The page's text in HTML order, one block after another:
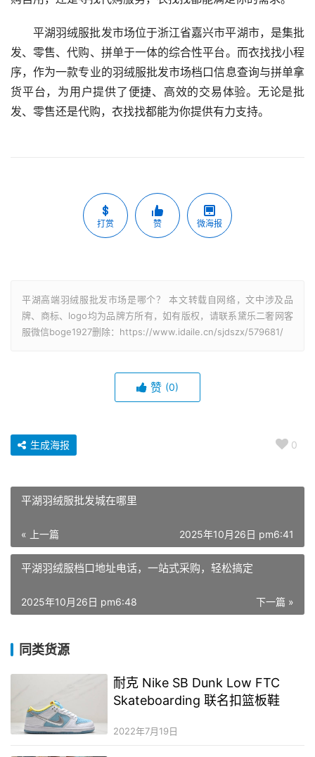
平湖羽绒服批发市场位于浙江省嘉兴市平湖市，是集批
发、零售、代购、拼单于一体的综合性平台。而衣找找小程
序，作为一款专业的羽绒服批发市场档口信息查询与拼单拿
货平台，为用户提供了便捷、高效的交易体验。无论是批
发、零售还是代购，衣找找都能为你提供有力支持。
打赏 赞 微海报
平湖高端羽绒服批发市场是哪个？ 本文转载自网络，文中涉及品
牌、商标、logo均为品牌方所有，如有版权，请联系黛乐二奢网客
服微信boge1927删除：https://www.idaile.cn/sjdszx/579681/
赞 (0)
0
生成海报
平湖羽绒服批发城在哪里
« 上一篇 2025年10月26日 pm6:41
平湖羽绒服档口地址电话，一站式采购，轻松搞定
下一篇 »
2025年10月26日 pm6:48
同类货源
耐克 Nike SB Dunk Low FTC
Skateboarding 联名扣篮板鞋
2022年7月19日